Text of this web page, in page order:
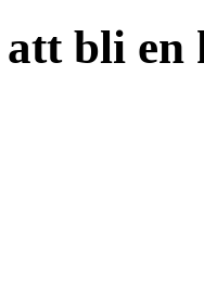
bli en